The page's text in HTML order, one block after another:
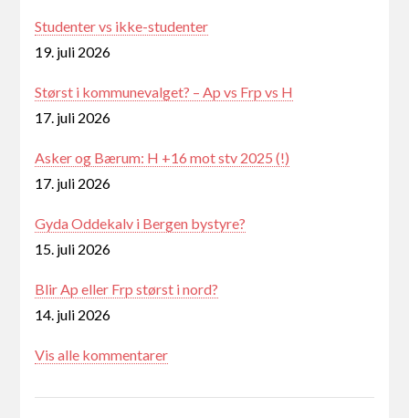
Studenter vs ikke-studenter
19. juli 2026
Størst i kommunevalget? – Ap vs Frp vs H
17. juli 2026
Asker og Bærum: H +16 mot stv 2025 (!)
17. juli 2026
Gyda Oddekalv i Bergen bystyre?
15. juli 2026
Blir Ap eller Frp størst i nord?
14. juli 2026
Vis alle kommentarer